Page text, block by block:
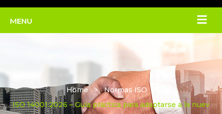
Home
Normas ISO
ISO 14001:2026 – Guía práctica para adaptarse a la nuev